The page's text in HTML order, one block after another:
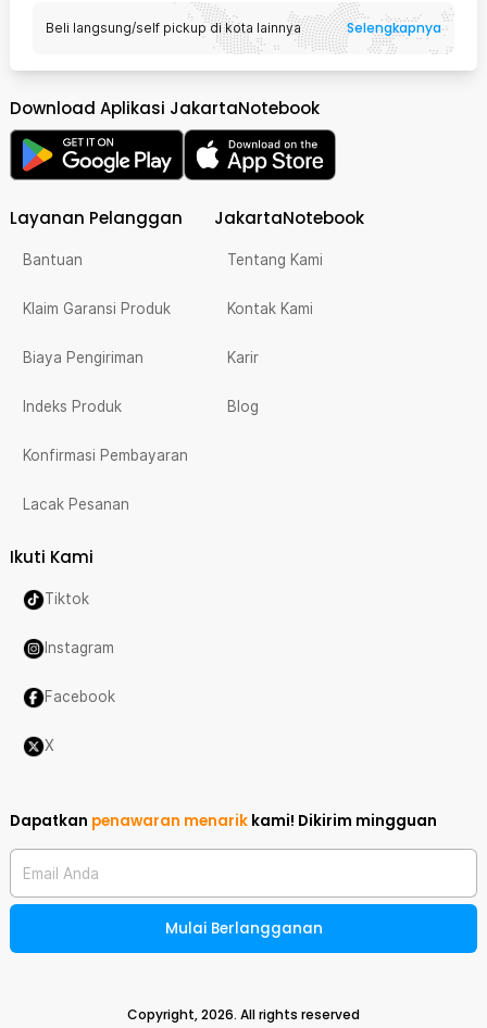
Beli langsung/self pickup di kota lainnya Selengkapnya
Download Aplikasi JakartaNotebook
Layanan Pelanggan
Bantuan
Klaim Garansi Produk
Biaya Pengiriman
Indeks Produk
Konfirmasi Pembayaran
Lacak Pesanan
JakartaNotebook
Tentang Kami
Kontak Kami
Karir
Blog
Ikuti Kami
Tiktok
Instagram
Facebook
X
Dapatkan penawaran menarik kami! Dikirim mingguan
Email Anda
Mulai Berlangganan
Copyright,2026. All rights reserved